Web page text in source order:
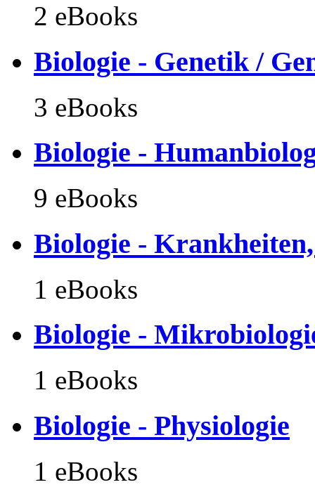
2 eBooks
Biologie - Genetik /
3 eBooks
Biologie -
9 eBooks
Biologie -
1 eBooks
Biologie -
1 eBooks
Biologie - Physiologie
1 eBooks